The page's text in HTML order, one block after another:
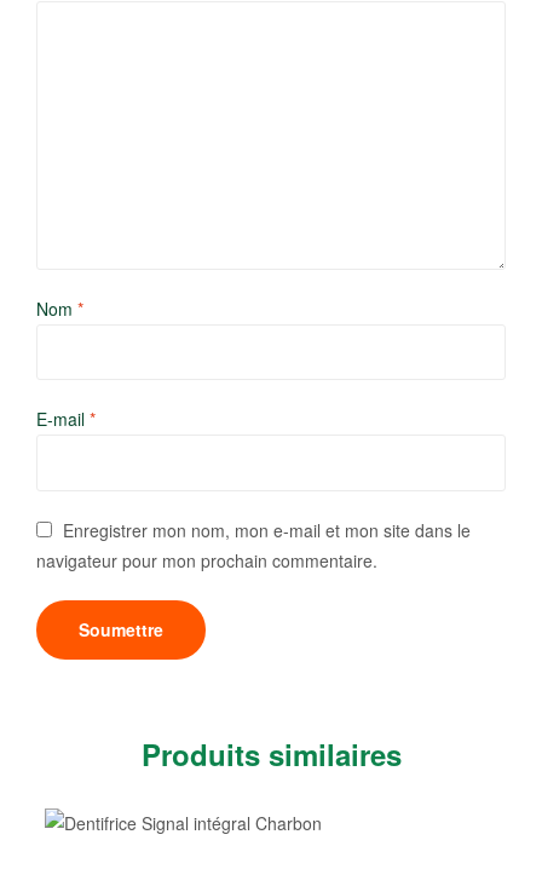
Nom *
E-mail *
Enregistrer mon nom, mon e-mail et mon site dans le
navigateur pour mon prochain commentaire.
Produits similaires